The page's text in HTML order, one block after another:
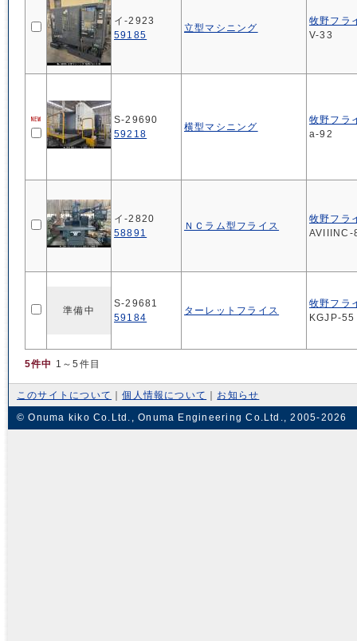
5件中 1～5件目
イ-2923
59185
立型マシニング
牧野フラ
V-33
S-29690
59218
横型マシニング
牧野フラ
a-92
イ-2820
58891
ＮＣラム型フライス
牧野フラ
AVIIINC-
準備中
S-29681
59184
ターレットフライス
牧野フラ
KGJP-55
このサイトについて ｜個人情報について
お知らせ
© Onuma kiko Co.Ltd., Onuma Engineering Co.Ltd., 2005-2026